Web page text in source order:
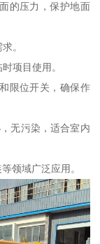
的压力，保护地面
。
项目使用。
限位开关，确保作
无污染，适合室内
领域广泛应用。